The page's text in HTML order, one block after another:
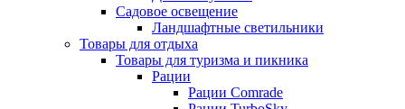
Садовое освещение
Ландшафтные светильники
Товары для отдыха
Товары для туризма и пикника
Рации
Рации Comrade